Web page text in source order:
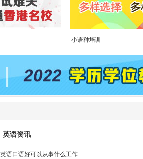
小语种培训
英语资讯
英语口语好可以从事什么工作